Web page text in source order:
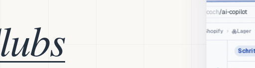
app.aico.ch/ai-copilot
Shopify › Lager